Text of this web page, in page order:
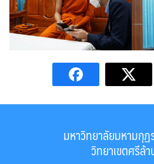
มหาวิทยาลัยมหามกุฏ
วิทยาเขตศรีล้